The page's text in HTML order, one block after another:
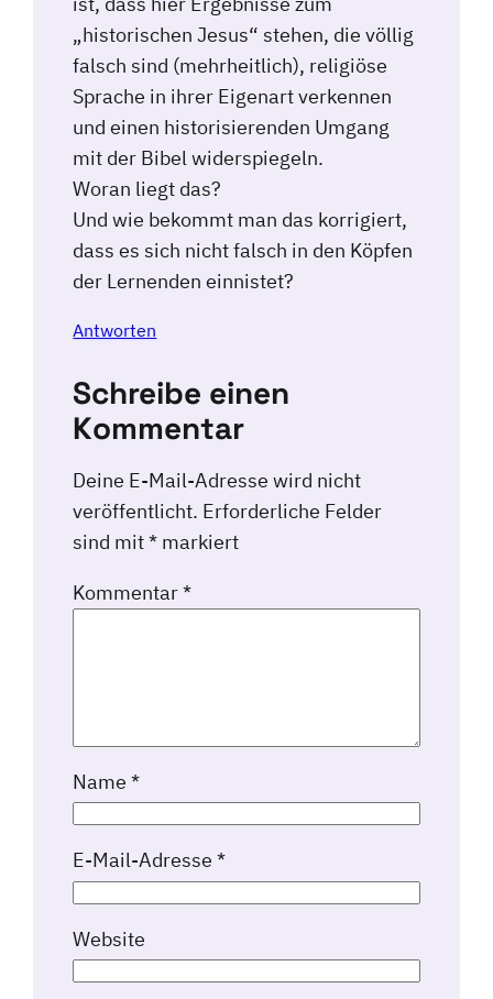
„historischen Jesus“ stehen, die völlig
falsch sind (mehrheitlich), religiöse
Sprache in ihrer Eigenart verkennen
und einen historisierenden Umgang
mit der Bibel widerspiegeln.
Woran liegt das?
Und wie bekommt man das korrigiert,
dass es sich nicht falsch in den Köpfen
der Lernenden einnistet?
Antworten
Schreibe einen
Kommentar
Deine E-Mail-Adresse wird nicht
veröffentlicht. Erforderliche Felder
sind mit* markiert
Kommentar*
Name*
E-Mail-Adresse*
Website